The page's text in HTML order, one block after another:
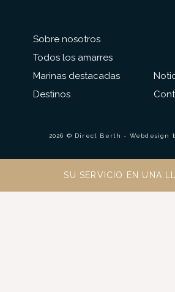
Sobre nosotros
Todos los amarres
Marinas destacadas
Destinos
2026 © Direct Berth - Webdesign
SU SERVICIO EN UNA